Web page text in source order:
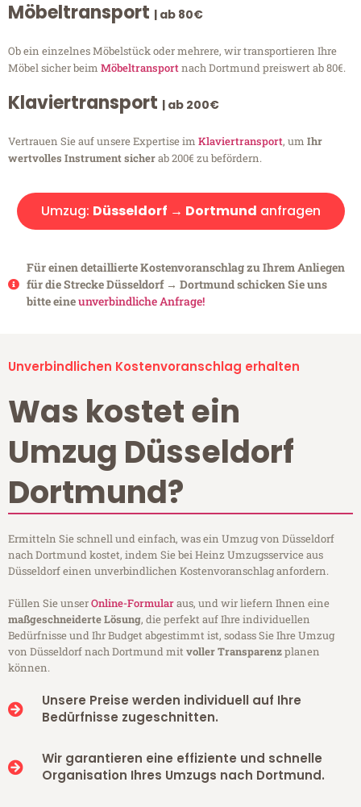
Möbeltransport | ab 80€
Ob ein einzelnes Möbelstück oder mehrere, wir transportieren Ihre
Möbel sicher beim Möbeltransportnach Dortmund preiswert ab 80€.
Klaviertransport | ab 200€
Vertrauen Sie auf unsere Expertise im Klaviertransport, um Ihr
wertvolles Instrument sicherab 200€ zu befördern.
Umzug: Düsseldorf → Dortmund anfragen
Für einen detaillierte Kostenvoranschlag zu Ihrem Anliegen
für die Strecke Düsseldorf → Dortmund schicken Sie uns
bitte eineunverbindliche Anfrage!
Unverbindlichen Kostenvoranschlag erhalten
Was kostet ein
Umzug Düsseldorf
Dortmund?
Ermitteln Sie schnell und einfach, was ein Umzug von Düsseldorf
nach Dortmund kostet, indem Sie bei Heinz Umzugsservice aus
Düsseldorf einen unverbindlichen Kostenvoranschlag anfordern.
Füllen Sie unserOnline-Formularaus, und wir liefern Ihnen eine
maßgeschneiderte Lösung, die perfekt auf Ihre individuellen
Bedürfnisse und Ihr Budget abgestimmt ist, sodass Sie Ihre Umzug
von Düsseldorf nach Dortmund mitvoller Transparenzplanen
können.
Unsere Preise werden individuell auf Ihre
Bedürfnisse zugeschnitten.
Wir garantieren eine effiziente und schnelle
Organisation Ihres Umzugs nach Dortmund.